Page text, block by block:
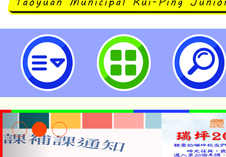
主旨： 檢送「桃園市113學年度學
要點」1份。-桃園市立瑞坪國民中